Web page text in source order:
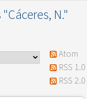
"Cáceres, N."
Atom
RSS 1.0
RSS 2.0